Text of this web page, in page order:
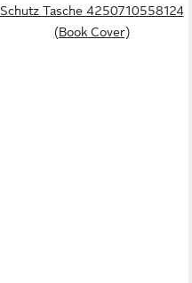
Schutz Tasche 4250710558124
(Book Cover)